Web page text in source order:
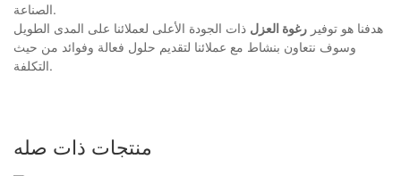
الصناعة.
هدفنا هو توفير رغوة العزل ذات الجودة الأعلى لعملائنا على المدى الطويل
وسوف نتعاون بنشاط مع عملائنا لتقديم حلول فعالة وفوائد من حيث
التكلفة.
منتجات ذات صله